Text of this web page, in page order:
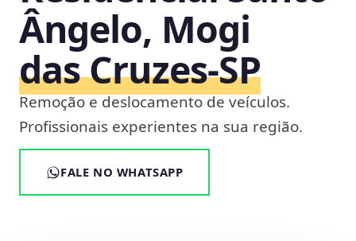
Ângelo, Mogi
das Cruzes‑SP
Remoção e deslocamento de veículos.
Profissionais experientes na sua região.
FALE NO WHATSAPP